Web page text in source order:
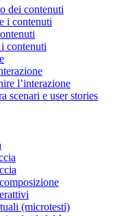
dei contenuti
i contenuti
contenuti
l’interazione
scenari e user stories
(microtesti)